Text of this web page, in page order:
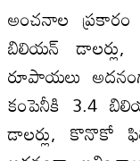
అంచనాల
బిలియన్
రూపాయలు
కంపెనీకి 3.4
డాలర్లు, కొనొకో